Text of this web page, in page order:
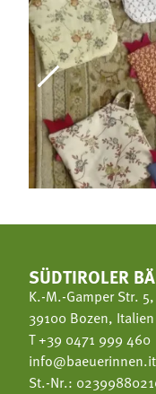
SÜDTIROLER
K.-M.-Gamper Str.
39100 Bozen, Italien
T+39 0471 999 460
info@baeuerinnen.it
St.-Nr.: